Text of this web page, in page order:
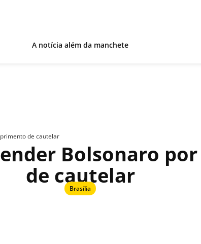
A notícia além da manchete
de cautelar
Bolsonaro
de cautelar
Brasília